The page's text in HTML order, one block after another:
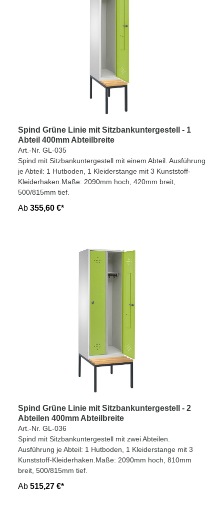
Spind Grüne Linie mit Sitzbankuntergestell - 1
Abteil 400mm Abteilbreite
Art.-Nr. GL-035
Spind mit Sitzbankuntergestell mit einem Abteil. Ausführung
je Abteil: 1 Hutboden, 1 Kleiderstange mit 3 Kunststoff-
Kleiderhaken.Maße: 2090mm hoch, 420mm breit,
500/815mm tief.
Ab 355,60 €*
Spind Grüne Linie mit Sitzbankuntergestell - 2
Abteilen 400mm Abteilbreite
Art.-Nr. GL-036
Spind mit Sitzbankuntergestell mit zwei Abteilen.
Ausführung je Abteil: 1 Hutboden, 1 Kleiderstange mit 3
Kunststoff-Kleiderhaken.Maße: 2090mm hoch, 810mm
breit, 500/815mm tief.
Ab 515,27 €*